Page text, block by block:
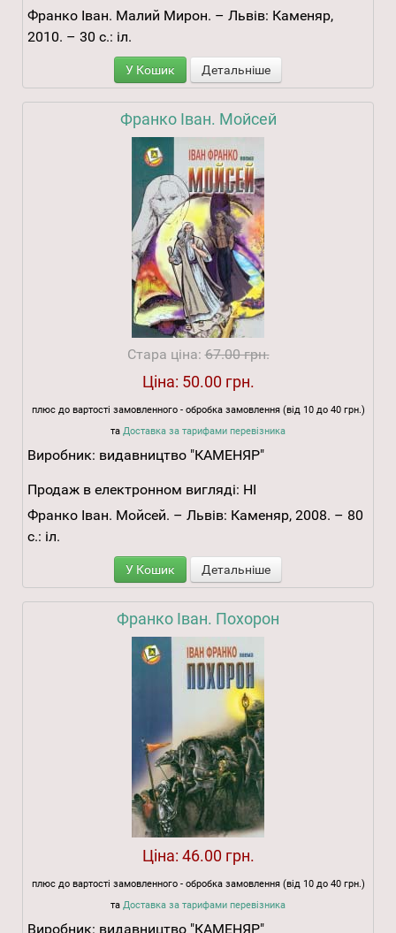
Франко Іван. Малий Мирон. – Львів: Каменяр,
2010. – 30 с.: іл.
У Кошик Детальніше
Франко Іван. Мойсей
Стара ціна:67.00 грн.
Ціна: 50.00 грн.
плюс до вартості замовленного - обробка замовлення (від 10 до 40 грн.)
та Доставка за тарифами перевізника
Виробник: видавництво "КАМЕНЯР"
Продаж в електронном вигляді: НІ
Франко Іван. Мойсей. – Львів: Каменяр, 2008. – 80
с.: іл.
У Кошик Детальніше
Франко Іван. Похорон
Ціна: 46.00 грн.
плюс до вартості замовленного - обробка замовлення (від 10 до 40 грн.)
та Доставка за тарифами перевізника
Виробник: видавництво "КАМЕНЯР"